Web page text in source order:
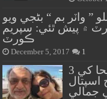
” واٽر بم “ بڻجي ويو
۾ پيش ٿئي: سپريم
ڪورٽ
December 5, 2017 1
هزار خان بجاراڻي کي هڪ ۽ فريحا کي 3
اسپتال
جمالي